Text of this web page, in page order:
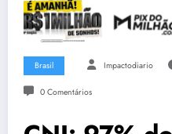
Brasil Impactodiario
0 Comentários